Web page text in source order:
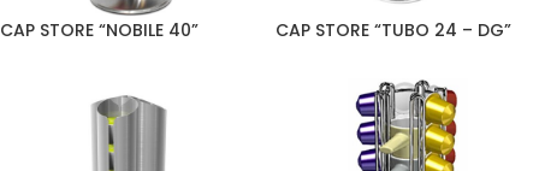
CAP STORE “NOBILE 40” CAP STORE “TUBO 24 – DG”